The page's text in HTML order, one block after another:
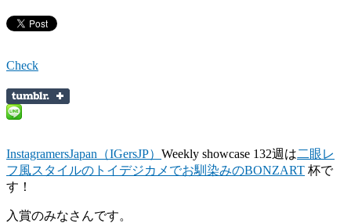
Check
InstagramersJapan（IGersJP） Weekly showcase 132週は二眼レ
フ風スタイルのトイデジカメでお馴染みのBONZART 杯で
す！
入賞のみなさんです。